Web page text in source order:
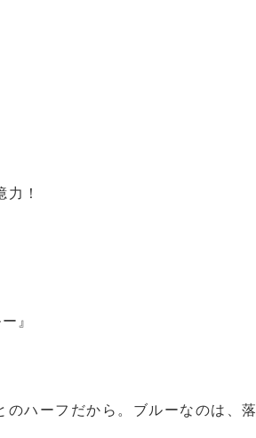
！
』
ハーフだから。ブルーなのは、落